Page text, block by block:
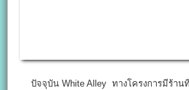
ปัจจุบัน White Alley ทางโครงการมีร้านที่